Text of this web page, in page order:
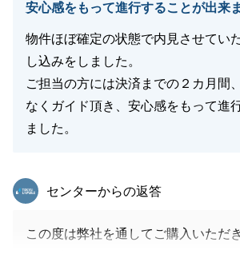
閉じる
安心感をもって進行することが出来
物件ほぼ確定の状態で内見させてい
し込みをしました。
ご担当の方には決済までの２カ月間
なくガイド頂き、安心感をもって進
ました。
東急リバブル
センターからの返答
この度は弊社を通してご購入いただ